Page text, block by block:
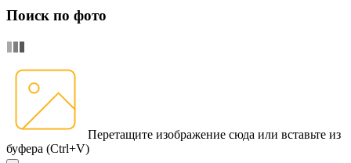
Поиск по фото
Перетащите изображение сюда или вставьте из
буфера (Ctrl+V)